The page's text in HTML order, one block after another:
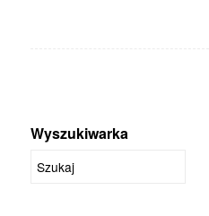
Wyszukiwarka